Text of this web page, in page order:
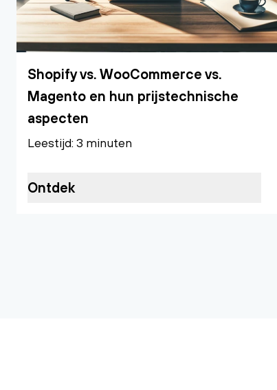
Shopify vs. WooCommerce vs.
Magento en hun prijstechnische
aspecten
Leestijd: 3 minuten
Ontdek